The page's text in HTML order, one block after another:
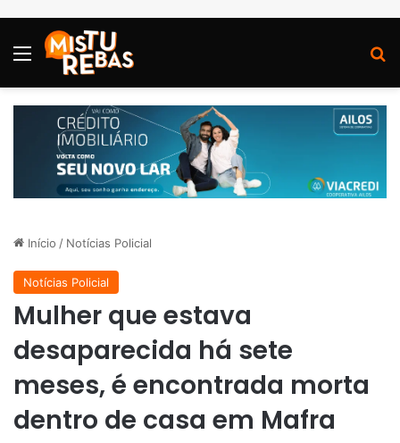
Menu
Início / Notícias Policial
Notícias Policial
Mulher que estava
desaparecida há sete
meses, é encontrada morta
dentro de casa em Mafra